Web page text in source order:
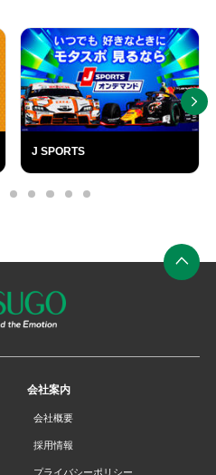
4 5 6 7 8
NEXT
の
会社案内
会社概要
採用情報
プライバシーポリシー